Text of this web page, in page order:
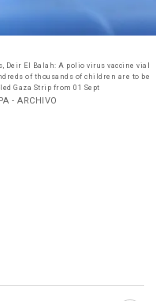
Deir El Balah: A polio virus vaccine vial
of thousands of children are to be
Gaza Strip from 01 Sept
- ARCHIVO